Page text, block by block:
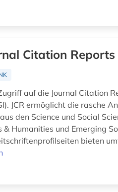
Citation Reports
auf die Journal Citation
JCR ermöglicht die rasche
den Science und Social
& Humanities und Emerging
bieten